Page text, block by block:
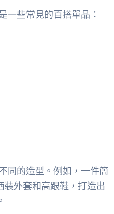
一些常見的百搭單品：
同的造型。例如，一件簡
外套和高跟鞋，打造出